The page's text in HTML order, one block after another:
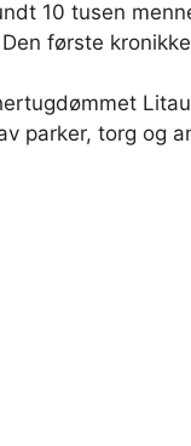
10 tusen
første
parker, torg og